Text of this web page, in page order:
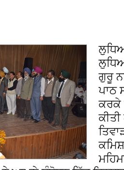
ਗੁਰੂ
ਪਾਠ
ਕਰਕੇ